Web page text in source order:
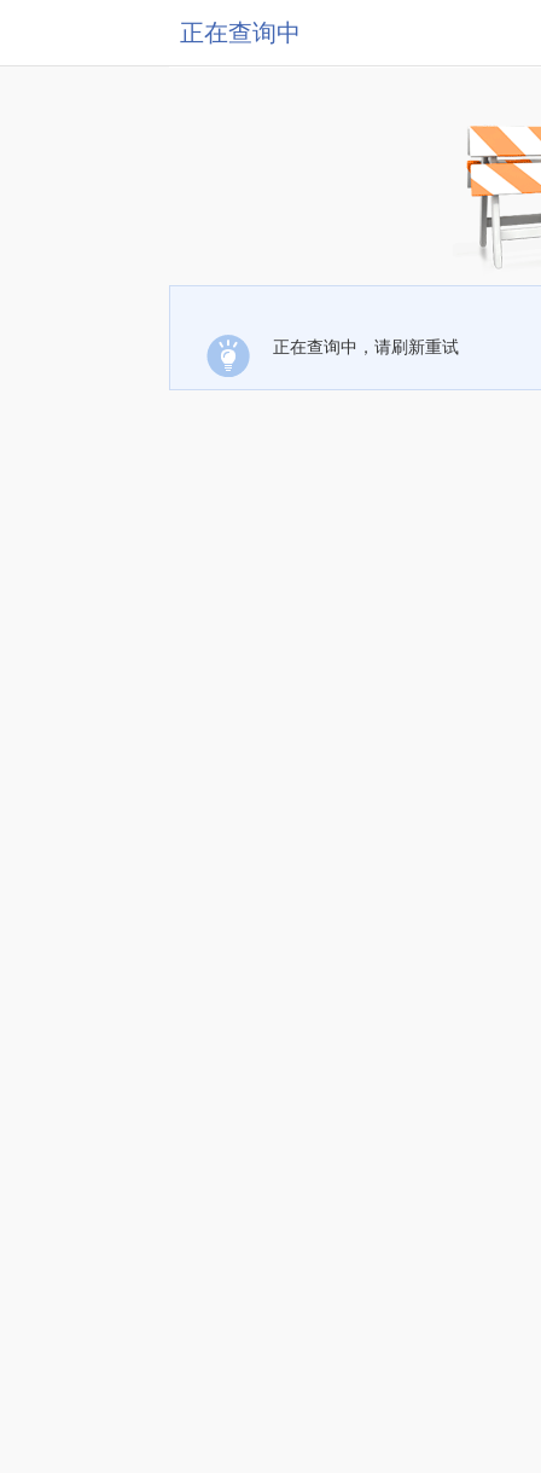
正在查询中
正在查询中，请刷新重试